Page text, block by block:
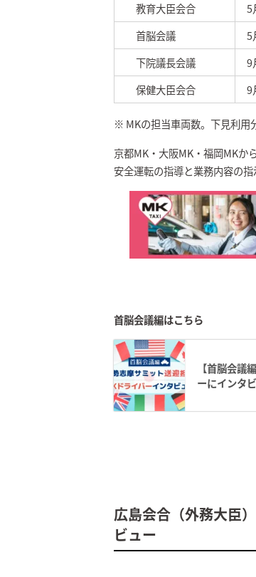
教育大臣会合
5
首脳会議
5
下院議長会議
9
保健大臣会合
9
※ MKの担当車両数。下見利用
京都MK・大阪MK・福岡MKか
安全運転の指導と業務内容の指
首脳会議編はこちら
【首脳会議
ーにインタ
広島会合（外務大臣
ビュー